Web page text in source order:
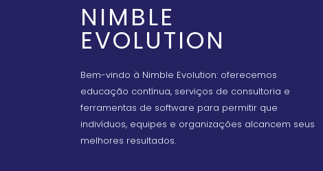
NIMBLE
EVOLUTION
Bem-vindo à Nimble Evolution: oferecemos
educação contínua, serviços de consultoria e
ferramentas de software para permitir que
indivíduos, equipes e organizações alcancem seus
melhores resultados.